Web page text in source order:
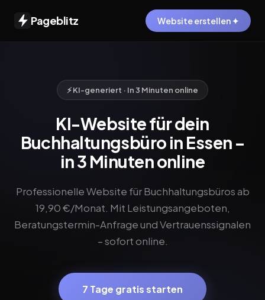
Pageblitz Website erstellen ✦
⚡ KI-generiert · In 3 Minuten online
KI-Website für dein
Buchhaltungsbüro in Essen –
in 3 Minuten online
Professionelle Website für Buchhaltungsbüros ab
19,90 €/Monat. Mit Leistungsangeboten,
Beratungstermin-Anfrage und Vertrauenssignalen
– sofort online.
7 Tage gratis starten